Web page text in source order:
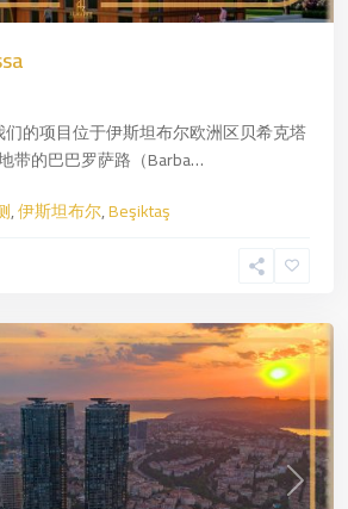
的项目位于伊斯坦布尔欧洲区贝希克塔
带的巴巴罗萨路（Barba…
,伊斯坦布尔,Beşiktaş
Next